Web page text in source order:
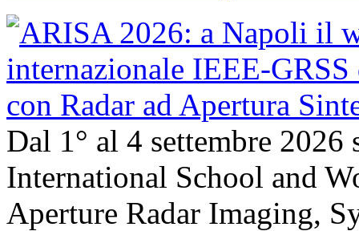
Dal 1° al 4 settembre
International School and
Aperture Radar Imaging,